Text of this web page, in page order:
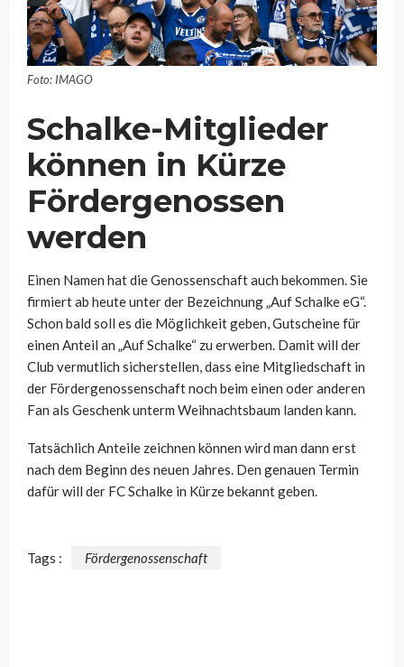
Foto: IMAGO
Schalke-Mitglieder
können in Kürze
Fördergenossen
werden
Einen Namen hat die Genossenschaft auch bekommen. Sie
firmiert ab heute unter der Bezeichnung „Auf Schalke eG“.
Schon bald soll es die Möglichkeit geben, Gutscheine für
einen Anteil an „Auf Schalke“ zu erwerben. Damit will der
Club vermutlich sicherstellen, dass eine Mitgliedschaft in
der Fördergenossenschaft noch beim einen oder anderen
Fan als Geschenk unterm Weihnachtsbaum landen kann.
Tatsächlich Anteile zeichnen können wird man dann erst
nach dem Beginn des neuen Jahres. Den genauen Termin
dafür will der FC Schalke in Kürze bekannt geben.
Tags : Fördergenossenschaft